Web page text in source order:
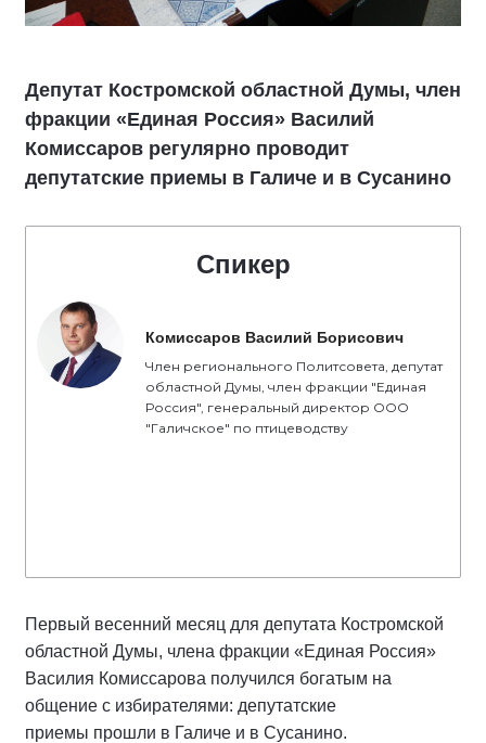
Депутат Костромской областной Думы, член
фракции «Единая Россия» Василий
Комиссаров регулярно проводит
депутатские приемы в Галиче и в Сусанино
Спикер
Комиссаров Василий Борисович
Член регионального Политсовета, депутат
областной Думы, член фракции "Единая
Россия", генеральный директор ООО
"Галичское" по птицеводству
Первый весенний месяц для депутата Костромской
областной Думы, члена фракции «Единая Россия»
Василия Комиссарова получился богатым на
общение с избирателями: депутатские
приемы прошли в Галиче и в Сусанино.